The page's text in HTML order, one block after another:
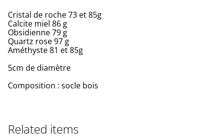
Cristal de roche 73 et 85g
Calcite miel 86 g
Obsidienne 79 g
Quartz rose 97 g
Améthyste 81 et 85g
5cm de diamètre
Composition : socle bois
Related items